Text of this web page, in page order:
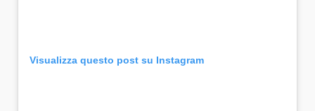
Visualizza questo post su Instagram